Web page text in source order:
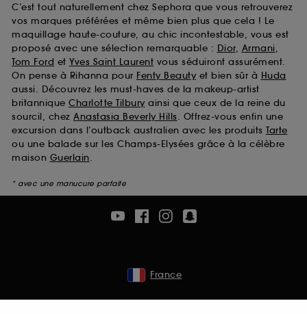
C’est tout naturellement chez Sephora que vous retrouverez
vos marques préférées et même bien plus que cela ! Le
maquillage haute-couture, au chic incontestable, vous est
proposé avec une sélection remarquable : Dior, Armani,
Tom Ford et Yves Saint Laurent vous séduiront assurément.
On pense à Rihanna pour Fenty Beauty et bien sûr à Huda
aussi. Découvrez les must-haves de la makeup-artist
britannique Charlotte Tilbury ainsi que ceux de la reine du
sourcil, chez Anastasia Beverly Hills. Offrez-vous enfin une
excursion dans l’outback australien avec les produits Tarte
ou une balade sur les Champs-Elysées grâce à la célèbre
maison Guerlain.
* avec une manucure parfaite
France